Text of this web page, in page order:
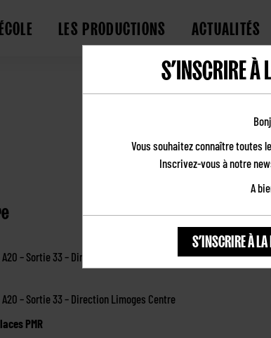
LES PRODUCTIONS ACTUALITÉS
VENIR
– Sortie 33 – Direction Limoges Centre
– Sortie 33 – Direction Limoges Centre
PMR
S’INSCRIRE À
Vous souhaitez connaître toutes
Inscrivez-vous à notre
A
S’INSCRIRE À